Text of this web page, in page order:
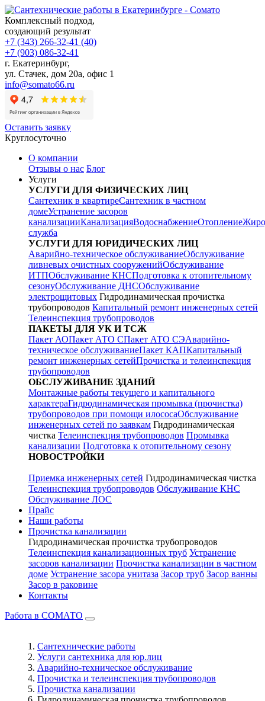
Комплексный подход,
создающий результат
+7 (343) 266-32-41 (40)
+7 (903) 086-32-41
г. Екатеринбург,
ул. Стачек, дом 20а, офис 1
info@somato66.ru
Оставить заявку
Круглосуточно
О компании
Отзывы о нас Блог
Услуги
УСЛУГИ ДЛЯ ФИЗИЧЕСКИХ ЛИЦ
Сантехник в квартиреСантехник в частном
домеУстранение засоров
канализацииКанализацияВодоснабжениеОтопление
служба
УСЛУГИ ДЛЯ ЮРИДИЧЕСКИХ ЛИЦ
Аварийно-техническое обслуживаниеОбслуживание
ливневых очистных сооруженийОбслуживание
ИТПОбслуживание КНСПодготовка к отопительному
сезонуОбслуживание ДНСОбслуживание
электрощитовых Гидродинамическая прочистка
трубопроводов Капитальный ремонт инженерных сетей
Телеинспекция трубопроводов
ПАКЕТЫ ДЛЯ УК И ТСЖ
Пакет АОПакет АТО СПакет АТО СЭАварийно-
техническое обслуживаниеПакет КАПКапитальный
ремонт инженерных сетейПрочистка и телеинспекция
трубопроводов
ОБСЛУЖИВАНИЕ ЗДАНИЙ
Монтажные работы текущего и капитального
характераГидродинамическая промывка (прочистка)
трубопроводов при помощи илососаОбслуживание
инженерных сетей по заявкам Гидродинамическая
чистка Телеинспекция трубопроводов Промывка
канализации Подготовка к отопительному сезону
НОВОСТРОЙКИ
Приемка инженерных сетей Гидродинамическая чистка
Телеинспекция трубопроводов Обслуживание КНС
Обслуживание ЛОС
Прайс
Наши работы
Прочистка канализации
Гидродинамическая прочистка трубопроводов
Телеинспекция канализационных труб Устранение
засоров канализации Прочистка канализации в частном
доме Устранение засора унитаза Засор труб Засор ванны
Засор в раковине
Контакты
Работа в СОМАТО
Сантехнические работы
Услуги сантехника для юр.лиц
Аварийно-техническое обслуживание
Прочистка и телеинспекция трубопроводов
Прочистка канализации